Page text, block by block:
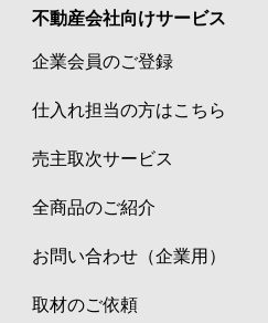
不動産会社向けサービス
企業会員のご登録
仕入れ担当の方はこちら
売主取次サービス
全商品のご紹介
お問い合わせ（企業用）
取材のご依頼